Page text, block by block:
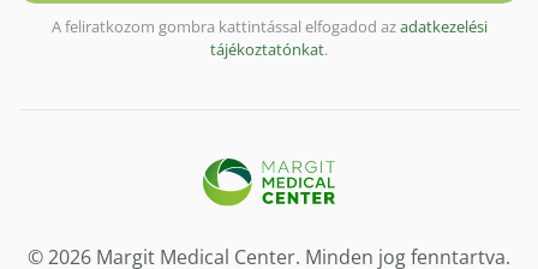
A feliratkozom gombra kattintással elfogadod azadatkezelési
tájékoztatónkat.
© 2026 Margit Medical Center. Minden jog fenntartva.